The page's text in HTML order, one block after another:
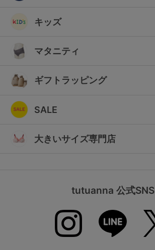
キッズ
マタニティ
ギフトラッピング
SALE
大きいサイズ専門店
tutuanna 公式SNS